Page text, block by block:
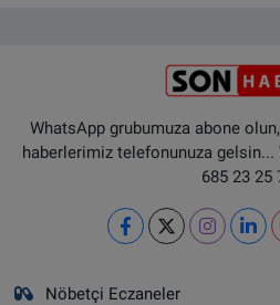
WhatsApp grubumuza abone
haberlerimiz telefonunuza gelsin...
685 23 25
Nöbetçi Eczaneler